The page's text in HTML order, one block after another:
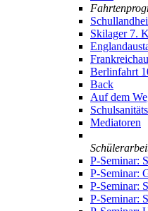
Skilager 7.
Berlinfahrt
Back
Auf dem
Mediatoren
P-Seminar:
P-Seminar:
P-Seminar:
P-Seminar: